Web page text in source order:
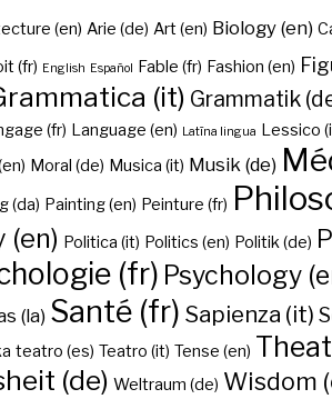
(en) Arie (de) Art (en) Biology (en)
(fr) English Español Fable (fr) Fashion (en)
(it) Grammatik
(fr) Language (en) Latīna lingua Lessico
Moral (de) Musica (it) Musik (de)
(da) Painting (en) Peinture (fr)
(en) Politica (it) Politics (en) Politik (de)
(fr) Psychology
(la) Santé (fr) Sapienza (it)
teatro (es) Teatro (it) Tense (en)
(de) Weltraum (de) Wisdom